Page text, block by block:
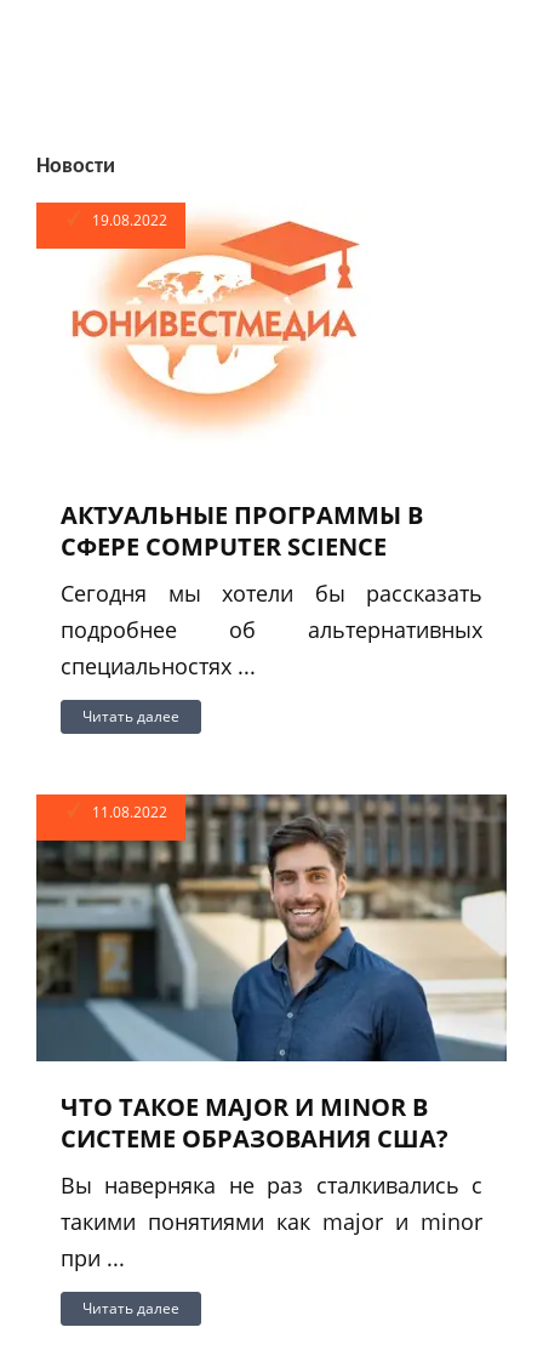
Новости
19.08.2022
АКТУАЛЬНЫЕ ПРОГРАММЫ В
СФЕРЕ COMPUTER SCIENCE
Сегодня мы хотели бы рассказать
подробнее об альтернативных
специальностях ...
Читать далее
11.08.2022
ЧТО ТАКОЕ MAJOR И MINOR В
СИСТЕМЕ ОБРАЗОВАНИЯ США?
Вы наверняка не раз сталкивались с
такими понятиями как major и minor
при ...
Читать далее